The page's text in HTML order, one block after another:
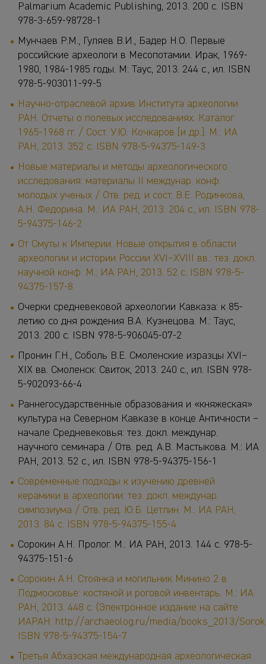
Palmarium Academic Publishing, 2013. 200 c. ISBN
978-3-659-98728-1
Мунчаев Р.М., Гуляев В.И., Бадер Н.О. Первые
российские археологи в Месопотамии. Ирак, 1969-
1980, 1984-1985 годы. М: Таус, 2013. 244 с., ил. ISBN
978-5-903011-99-5
Научно-отраслевой архив Института археологии
РАН. Отчеты о полевых исследованиях. Каталог
1965-1968 гг. / Сост. У.Ю. Кочкаров [и др.]. М.: ИА
РАН, 2013. 352 с. ISBN 978-5-94375-149-3
Новые материалы и методы археологического
исследования: материалы II междунар. конф.
молодых ученых / Отв. ред. и сост. В.Е. Родинкова,
А.Н. Федорина. М.: ИА РАН, 2013. 204 с., ил. ISBN 978-
5-94375-146-2
От Смуты к Империи. Новые открытия в области
археологии и истории России XVI–XVIII вв.: тез. докл.
научной конф. М.: ИА РАН, 2013. 52 с. ISBN 978-5-
94375-157-8
Очерки средневековой археологии Кавказа: к 85-
летию со дня рождения В.А. Кузнецова. М.: Таус,
2013. 200 с. ISBN 978-5-906045-07-2
Пронин Г.Н., Соболь В.Е. Смоленские изразцы XVI–
XIX вв. Смоленск: Свиток, 2013. 240 с., ил. ISBN 978-
5-902093-66-4
Раннегосударственные образования и «княжеская»
культура на Северном Кавказе в конце Античности –
начале Средневековья: тез. докл. междунар.
научного семинара / Отв. ред. А.В. Мастыкова. М.: ИА
РАН, 2013. 52 с., ил. ISBN 978-5-94375-156-1
Современные подходы к изучению древней
керамики в археологии: тез. докл. междунар.
симпозиума / Отв. ред. Ю.Б. Цетлин. М.: ИА РАН,
2013. 84 с. ISBN 978-5-94375-155-4
Сорокин А.Н. Пролог. М.: ИА РАН, 2013. 144 с. 978-5-
94375-151-6
Сорокин А.Н. Стоянка и могильник Минино 2 в
Подмосковье: костяной и роговой инвентарь. М.: ИА
РАН, 2013. 448 с. (Электронное издание на сайте
ИАРАН: http://archaeolog.ru/media/books_2013/
ISBN 978-5-94375-154-7
Третья Абхазская международная археологическая